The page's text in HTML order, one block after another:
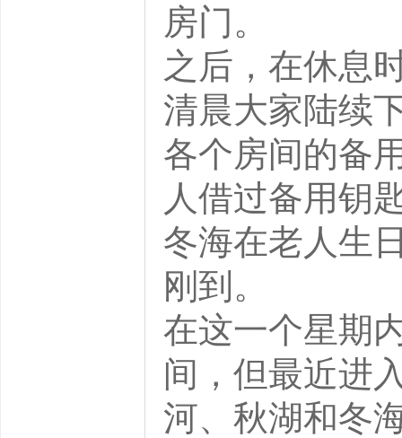
房门。
之后，在休息
清晨大家陆续
各个房间的备
人借过备用钥
冬海在老人生
刚到。
在这一个星期
间，但最近进
河、秋湖和冬